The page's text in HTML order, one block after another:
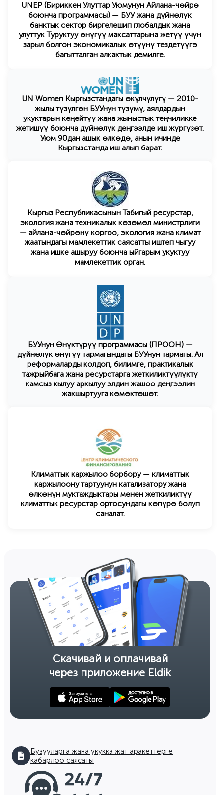
UNEP (Бириккен Улуттар Уюмунун Айлана-чөйрө
боюнча программасы) — БУУ жана дүйнөлүк
банктык сектор биргелешип глобалдык жана
улуттук Туруктуу өнүгүү максаттарына жетүү үчүн
зарыл болгон экономикалык өтүүнү тездетүүгө
багытталган алкактык демилге.
UN Women Кыргызстандагы өкүлчүлүгү — 2010-
жылы түзүлгөн БУУнун түзүмү, аялдардын
укуктарын кеңейтүү жана жыныстык теңчиликке
жетишүү боюнча дүйнөлүк деңгээлде иш жүргүзөт.
Уюм 90дан ашык өлкөдө, анын ичинде
Кыргызстанда иш алып барат.
Кыргыз Республикасынын Табигый ресурстар,
экология жана техникалык көзөмөл министрлиги
— айлана-чөйрөнү коргоо, экология жана климат
жаатындагы мамлекеттик саясатты иштеп чыгуу
жана ишке ашыруу боюнча ыйгарым укуктуу
мамлекеттик орган.
БУУнун Өнүктүрүү программасы (ПРООН) —
дүйнөлүк өнүгүү тармагындагы БУУнун тармагы. Ал
реформаларды колдоп, билимге, практикалык
тажрыйбага жана ресурстарга жеткиликтүүлүктү
камсыз кылуу аркылуу элдин жашоо деңгээлин
жакшыртууга көмөктөшөт.
Климаттык каржылоо борбору — климаттык
каржылоону тартуунун катализатору жана
өлкөнүн муктаждыктары менен жеткиликтүү
климаттык ресурстар ортосундагы көпүрө болуп
саналат.
Скачивай и оплачивай
через приложение Eldik
Бузууларга жана укукка жат аракеттерге
кабарлоо саясаты